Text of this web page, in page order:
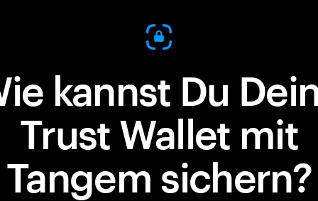
kannst Du
Trust Wallet mit
Tangem sichern?